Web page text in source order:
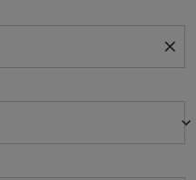
close
keyboard_arrow_down